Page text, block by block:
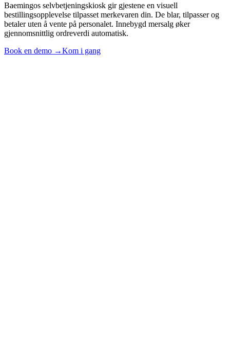
Baemingos selvbetjeningskiosk gir gjestene en visuell
bestillingsopplevelse tilpasset merkevaren din. De blar, tilpasser og
betaler uten å vente på personalet. Innebygd mersalg øker
gjennomsnittlig ordreverdi automatisk.
Book en demo →Kom i gang